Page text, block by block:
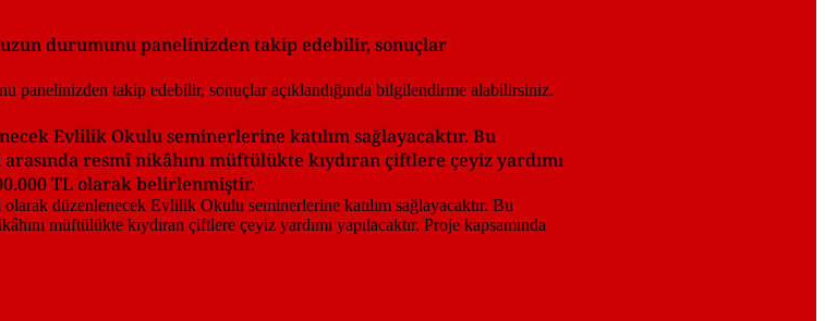
durumunu panelinizden takip edebilir, sonuçlar
Evlilik Okulu seminerlerine katılım sağlayacaktır. Bu
resmî nikâhını müftülükte kıydıran çiftlere çeyiz yardımı
TL olarak belirlenmiştir.